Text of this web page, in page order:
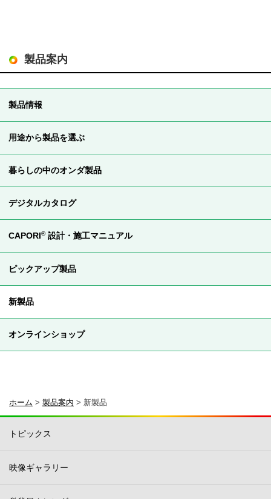
製品案内
製品情報
用途から製品を選ぶ
暮らしの中のオンダ製品
デジタルカタログ
CAPORI®設計・施工マニュアル
ピックアップ製品
新製品
オンラインショップ
ホーム > 製品案内 > 新製品
トピックス
映像ギャラリー